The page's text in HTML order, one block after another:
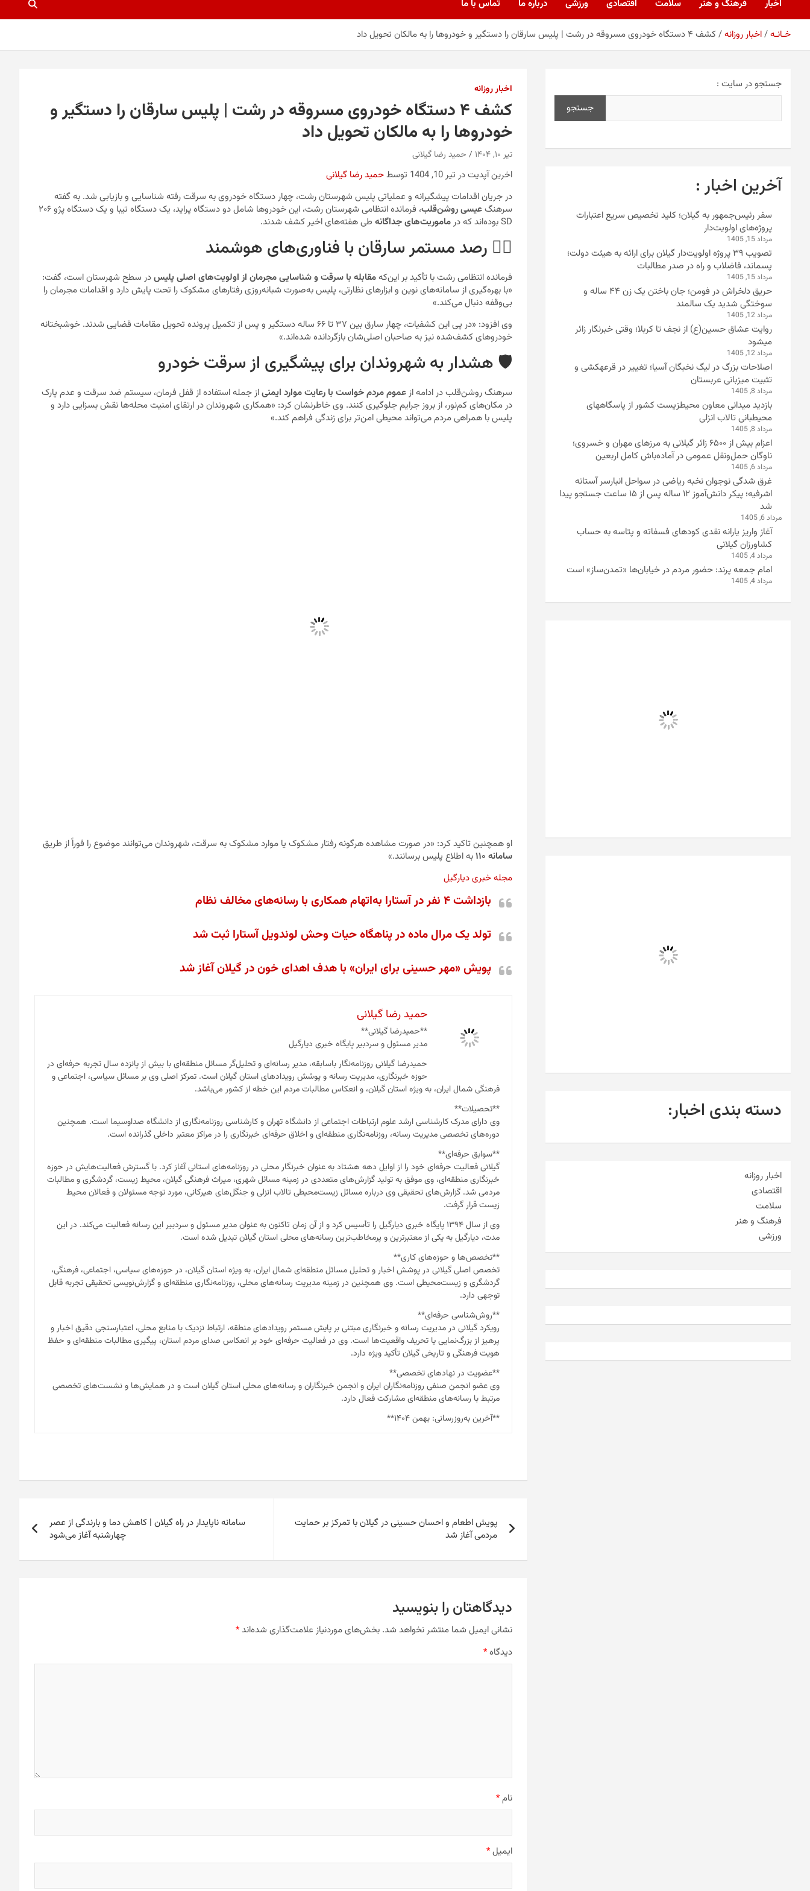
اخبار
فرهنگ و هنر سلامت اقتصادی ورزشی درباره ما تماس با ما
خـانـه اخبار روزانه کشف ۴ دستگاه خودروی مسروقه در رشت | پلیس سارقان را دستگیر و خودروها را به مالکان تحویل داد
اخبار روزانه
کشف ۴ دستگاه خودروی مسروقه در رشت | پلیس سارقان را دستگیر و
خودروها را به مالکان تحویل داد
تیر ۱۰, ۱۴۰۴ حمید رضا گیلانی
اخرین آپدیت در تیر 10, 1404 توسط
حمید رضا گیلانی
در جریان اقدامات پیشگیرانه و عملیاتی پلیس شهرستان رشت، چهار دستگاه خودروی به سرقت رفته شناسایی و بازیابی شد. به گفته
سرهنگعیسی روشن‌قلب
، فرمانده انتظامی شهرستان رشت، این خودروها شامل دو دستگاه پراید، یک دستگاه تیبا و یک دستگاه پژو ۲۰۶
SD بوده‌اند که در
ماموریت‌های جداگانهطی هفته‌های اخیر کشف شدند.
🕵️‍♂️ رصد مستمر سارقان با فناوری‌های هوشمند
فرمانده انتظامی رشت با تأکید بر این‌کهمقابله با سرقت و شناسایی مجرمان از اولویت‌های اصلی پلیسدر سطح شهرستان است، گفت:
«با بهره‌گیری از سامانه‌های نوین و ابزارهای نظارتی، پلیس به‌صورت شبانه‌روزی رفتارهای مشکوک را تحت پایش دارد و اقدامات مجرمان را
بی‌وقفه دنبال می‌کند.»
وی افزود: «در پی این کشفیات، چهار سارق بین ۳۷ تا ۶۶ ساله دستگیر و پس از تکمیل پرونده تحویل مقامات قضایی شدند. خوشبختانه
خودروهای کشف‌شده نیز به صاحبان اصلی‌شان بازگردانده شده‌اند.»
🛡️ هشدار به شهروندان برای پیشگیری از سرقت خودرو
سرهنگ روشن‌قلب در ادامه ازعموم مردم خواست با رعایت موارد ایمنیاز جمله استفاده از قفل فرمان، سیستم ضد سرقت و عدم پارک
در مکان‌های کم‌نور، از بروز جرایم جلوگیری کنند. وی خاطرنشان کرد: «همکاری شهروندان در ارتقای امنیت محله‌ها نقش بسزایی دارد و
پلیس با همراهی مردم می‌تواند محیطی امن‌تر برای زندگی فراهم کند.»
او همچنین تاکید کرد: «در صورت مشاهده هرگونه رفتار مشکوک یا موارد مشکوک به سرقت، شهروندان می‌توانند موضوع را فوراً از طریق
سامانه ۱۱۰
به اطلاع پلیس برسانند.»
مجله خبری دیارگیل
بازداشت ۴ نفر در آستارا به‌اتهام همکاری با رسانه‌های مخالف نظام
تولد یک مرال ماده در پناهگاه حیات وحش لوندویل آستارا ثبت شد
پویش «مهر حسینی برای ایران» با هدف اهدای خون در گیلان آغاز شد
حمید رضا گیلانی
**حمیدرضا گیلانی**
مدیر مسئول و سردبیر پایگاه خبری دیارگیل
حمیدرضا گیلانی روزنامه‌نگار باسابقه، مدیر رسانه‌ای و تحلیل‌گر مسائل منطقه‌ای با بیش از پانزده سال تجربه حرفه‌ای در
حوزه خبرنگاری، مدیریت رسانه و پوشش رویدادهای استان گیلان است. تمرکز اصلی وی بر مسائل سیاسی، اجتماعی و
فرهنگی شمال ایران، به ویژه استان گیلان، و انعکاس مطالبات مردم این خطه از کشور می‌باشد.
**تحصیلات**
وی دارای مدرک کارشناسی ارشد علوم ارتباطات اجتماعی از دانشگاه تهران و کارشناسی روزنامه‌نگاری از دانشگاه صداوسیما است. همچنین
دوره‌های تخصصی مدیریت رسانه، روزنامه‌نگاری منطقه‌ای و اخلاق حرفه‌ای خبرنگاری را در مراکز معتبر داخلی گذرانده است.
**سوابق حرفه‌ای**
گیلانی فعالیت حرفه‌ای خود را از اوایل دهه هشتاد به عنوان خبرنگار محلی در روزنامه‌های استانی آغاز کرد. با گسترش فعالیت‌هایش در حوزه
خبرنگاری منطقه‌ای، وی موفق به تولید گزارش‌های متعددی در زمینه مسائل شهری، میراث فرهنگی گیلان، محیط زیست، گردشگری و مطالبات
مردمی شد. گزارش‌های تحقیقی وی درباره مسائل زیست‌محیطی تالاب انزلی و جنگل‌های هیرکانی، مورد توجه مسئولان و فعالان محیط
زیست قرار گرفت.
وی از سال ۱۳۹۴ پایگاه خبری دیارگیل را تأسیس کرد و از آن زمان تاکنون به عنوان مدیر مسئول و سردبیر این رسانه فعالیت می‌کند. در این
مدت، دیارگیل به یکی از معتبرترین و پرمخاطب‌ترین رسانه‌های محلی استان گیلان تبدیل شده است.
**تخصص‌ها و حوزه‌های کاری**
تخصص اصلی گیلانی در پوشش اخبار و تحلیل مسائل منطقه‌ای شمال ایران، به ویژه استان گیلان، در حوزه‌های سیاسی، اجتماعی، فرهنگی،
گردشگری و زیست‌محیطی است. وی همچنین در زمینه مدیریت رسانه‌های محلی، روزنامه‌نگاری منطقه‌ای و گزارش‌نویسی تحقیقی تجربه قابل
توجهی دارد.
**روش‌شناسی حرفه‌ای**
رویکرد گیلانی در مدیریت رسانه و خبرنگاری مبتنی بر پایش مستمر رویدادهای منطقه، ارتباط نزدیک با منابع محلی، اعتبارسنجی دقیق اخبار و
پرهیز از بزرگ‌نمایی یا تحریف واقعیت‌ها است. وی در فعالیت حرفه‌ای خود بر انعکاس صدای مردم استان، پیگیری مطالبات منطقه‌ای و حفظ
هویت فرهنگی و تاریخی گیلان تأکید ویژه دارد.
**عضویت در نهادهای تخصصی**
وی عضو انجمن صنفی روزنامه‌نگاران ایران و انجمن خبرنگاران و رسانه‌های محلی استان گیلان است و در همایش‌ها و نشست‌های تخصصی
مرتبط با رسانه‌های منطقه‌ای مشارکت فعال دارد.
**آخرین به‌روزرسانی: بهمن ۱۴۰۴**
نوشتهپویش اطعام و احسان حسینی در گیلان با تمرکز بر حمایت
مردمی آغاز شد
سامانه ناپایدار در راه گیلان | کاهش دما و بارندگی از عصر
چهارشنبه آغاز می‌شود
دیدگاهتان را بنویسید
نشانی ایمیل شما منتشر نخواهد شد. بخش‌های موردنیاز علامت‌گذاری شده‌اند*
دیدگاه*
نام*
ایمیل*
جستجو در سایت :
جستجو
آخرین اخبار :
سفر رئیس‌جمهور به گیلان؛ کلید تخصیص سریع اعتبارات
پروژه‌های اولویت‌دار
مرداد 15, 1405
تصویب ۳۹ پروژه اولویت‌دار گیلان برای ارائه به هیئت دولت؛
پسماند، فاضلاب و راه در صدر مطالبات
مرداد 15, 1405
حریق دلخراش در فومن؛ جان باختن یک زن ۴۴ ساله و
سوختگی شدید یک سالمند
مرداد 12, 1405
روایت عشاق حسین(ع) از نجف تا کربلا؛ وقتی خبرنگار زائر
میشود
مرداد 12, 1405
اصلاحات بزرگ در لیگ نخبگان آسیا؛ تغییر در قرعهکشی و
تثبیت میزبانی عربستان
مرداد 8, 1405
بازدید میدانی معاون محیطزیست کشور از پاسگاههای
محیطبانی تالاب انزلی
مرداد 8, 1405
اعزام بیش از ۶۵۰۰ زائر گیلانی به مرزهای مهران و خسروی؛
ناوگان حمل‌ونقل عمومی در آماده‌باش کامل اربعین
مرداد 6, 1405
غرق شدگی نوجوان نخبه ریاضی در سواحل انبارسر آستانه
اشرفیه؛ پیکر دانش‌آموز ۱۲ ساله پس از ۱۵ ساعت جستجو پیدا
شد
مرداد 6, 1405
آغاز واریز یارانه نقدی کودهای فسفاته و پتاسه به حساب
کشاورزان گیلانی
مرداد 4, 1405
امام جمعه پرند: حضور مردم در خیابان‌ها «تمدن‌ساز» است
مرداد 4, 1405
دسته بندی اخبار:
اخبار روزانه
اقتصادی
سلامت
فرهنگ و هنر
ورزشی